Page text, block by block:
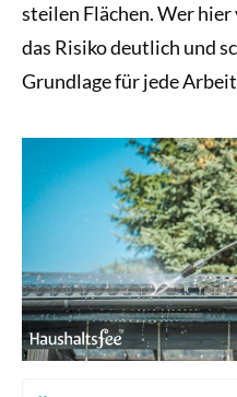
steilen Flächen. Wer
das Risiko deutlich und
Grundlage für jede